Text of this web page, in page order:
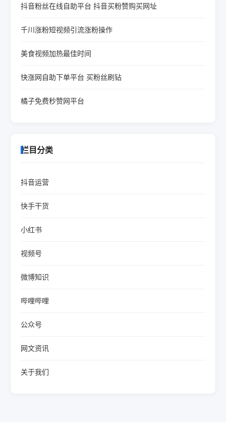
抖音粉丝在线自助平台 抖音买粉赞购买网址
千川涨粉短视频引流涨粉操作
美食视频加热最佳时间
快涨网自助下单平台 买粉丝刷钻
橘子免费秒赞网平台
栏目分类
抖音运营
快手干货
小红书
视频号
微博知识
哔哩哔哩
公众号
网文资讯
关于我们